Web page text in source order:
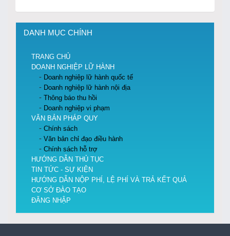
DANH MỤC CHÍNH
TRANG CHỦ
DOANH NGHIỆP LỮ HÀNH
Doanh nghiệp lữ hành quốc tế
Doanh nghiệp lữ hành nội địa
Thông báo thu hồi
Doanh nghiệp vi phạm
VĂN BẢN PHÁP QUY
Chính sách
Văn bản chỉ đạo điều hành
Chính sách hỗ trợ
HƯỚNG DẪN THỦ TỤC
TIN TỨC - SỰ KIỆN
HƯỚNG DẪN NỘP PHÍ, LỆ PHÍ VÀ TRẢ KẾT QUẢ
CƠ SỞ ĐÀO TẠO
ĐĂNG NHẬP